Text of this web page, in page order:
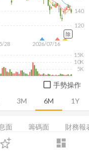
dashboard
登入
3M 6M 1Y
28 2026/07/16
120
140
5K
10K
15K
除
手勢操作
面 籌碼面 財務報
策